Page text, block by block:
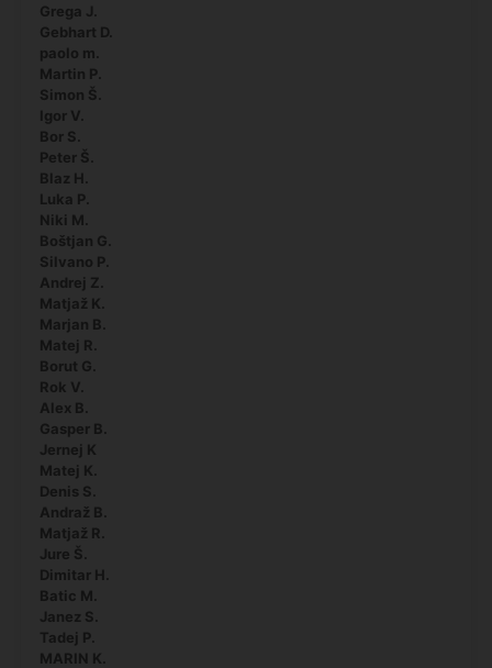
Grega J.
Gebhart D.
paolo m.
Martin P.
Simon Š.
Igor V.
Bor S.
Peter Š.
Blaz H.
Luka P.
Niki M.
Boštjan G.
Silvano P.
Andrej Z.
Matjaž K.
Marjan B.
Matej R.
Borut G.
Rok V.
Alex B.
Gasper B.
Jernej K
Matej K.
Denis S.
Andraž B.
Matjaž R.
Jure Š.
Dimitar H.
Batic M.
Janez S.
Tadej P.
MARIN K.